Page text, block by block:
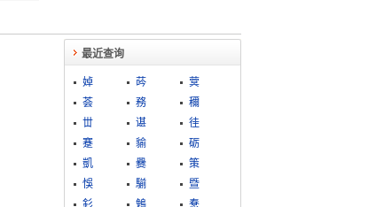
最近查询
婥 荶
蓂
荟
務
穪
丗
谌
徍
蹇
貐
砺
凱
爨
策
悞
騚
暨
釤
鵵
惷